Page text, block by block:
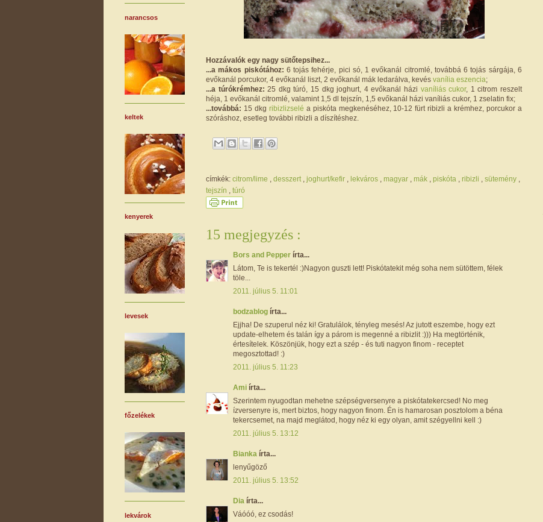
Hozzávalók egy nagy sütőtepsihez...
...a mákos piskótához: 6 tojás fehérje, pici só, 1 evőkanál citromlé, továbbá 6 tojás sárgája, 6
evőkanál porcukor, 4 evőkanál liszt, 2 evőkanál mák ledarálva, kevés vanília eszencia;
...a túrókrémhez: 25 dkg túró, 15 dkg joghurt, 4 evőkanál házi vaníliás cukor, 1 citrom reszelt
héja, 1 evőkanál citromlé, valamint 1,5 dl tejszín, 1,5 evőkanál házi vaníliás cukor, 1 zselatin fix;
...továbbá: 15 dkg ribizlizselé a piskóta megkenéséhez, 10-12 fürt ribizli a krémhez, porcukor a
szóráshoz, esetleg további ribizli a díszítéshez.
címkék: citrom/lime desszert joghurt/kefir lekváros magyar mák piskóta ribizli sütemény
tejszín
túró
15 megjegyzés :
Bors and Pepper írta...
Látom, Te is tekertél :)Nagyon guszti lett! Piskótatekit még soha nem sütöttem, félek
töle...
2011. július 5. 11:01
bodzablog írta...
Ejjha! De szuperul néz ki! Gratulálok, tényleg mesés! Az jutott eszembe, hogy ezt
update-elhetem és talán így a párom is megenné a ribizlit :))) Ha megtörténik,
értesítelek. Köszönjük, hogy ezt a szép - és tuti nagyon finom - receptet
megosztottad! :)
2011. július 5. 11:23
Ami írta...
Szerintem nyugodtan mehetne szépségversenyre a piskótatekercsed! No meg
ízversenyre is, mert biztos, hogy nagyon finom. Én is hamarosan posztolom a béna
tekercsemet, na majd meglátod, hogy néz ki egy olyan, amit szégyellni kell :)
2011. július 5. 13:12
Bianka írta...
lenyűgöző
2011. július 5. 13:52
Dia írta...
Váóóó, ez csodás!
narancsos
keltek
kenyerek
levesek
főzelékek
lekvárok